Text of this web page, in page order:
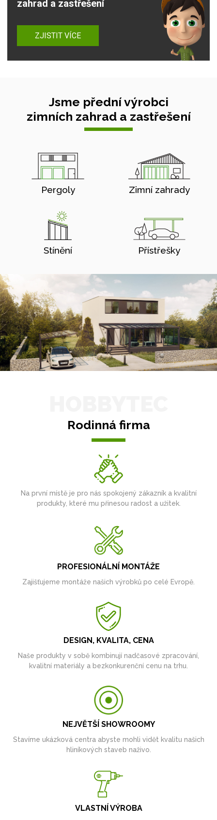
zahrad a zastřešení
ZJISTIT VÍCE
Jsme přední výrobci
zimních zahrad a zastřešení
Pergoly Zimní zahrady
Stínění Přístřešky
Rodinná firma
Na první místě je pro nás spokojený zákazník a kvalitní
produkty, které mu přinesou radost a užitek.
PROFESIONÁLNÍ MONTÁŽE
Zajišťujeme montáže našich výrobků po celé Evropě.
DESIGN, KVALITA, CENA
Naše produkty v sobě kombinují nadčasové zpracování,
kvalitní materiály a bezkonkurenční cenu na trhu.
NEJVĚTŠÍ SHOWROOMY
Stavíme ukázková centra abyste mohli vidět kvalitu našich
hliníkových staveb naživo.
VLASTNÍ VÝROBA